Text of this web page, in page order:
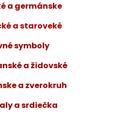
a germánske
a staroveké
symboly
a židovské
a zverokruh
a srdiečka